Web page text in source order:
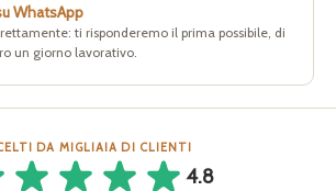
WhatsApp
ti risponderemo il prima possibile, di
un giorno lavorativo.
DA MIGLIAIA DI CLIENTI
4.8